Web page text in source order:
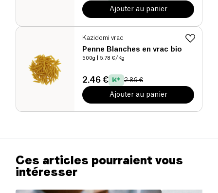
Ajouter au panier
Kazidomi vrac
Penne Blanches en vrac bio
500g | 5.78 €/Kg
2.46 € 2.89 €
Ajouter au panier
Ces articles pourraient vous
intéresser